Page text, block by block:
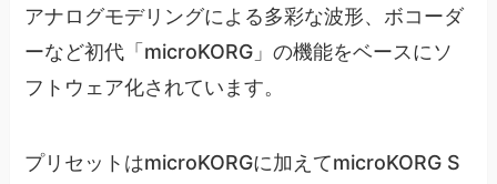
アナログモデリングによる多彩な波形、ボコーダ
ーなど初代「microKORG」の機能をベースにソ
フトウェア化されています。
プリセットはmicroKORGに加えてmicroKORG S